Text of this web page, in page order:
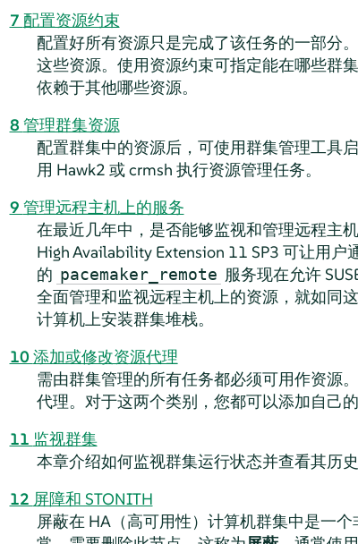
7 配置资源约束
配置好所有资源只是完成了该任务的一部分
这些资源。使用资源约束可指定能在哪些群
依赖于其他哪些资源。
8 管理群集资源
配置群集中的资源后，可使用群集管理工具
用 Hawk2 或 crmsh 执行资源管理任务。
9 管理远程主机上的服务
在最近几年中，是否能够监视和管理远程主
High Availability Extension 11 SP3 可让用
的 pacemaker_remote 服务现在允许
全面管理和监视远程主机上的资源，就如同
计算机上安装群集堆栈。
10添加或修改资源代理
需由群集管理的所有任务都必须可用作资源
代理。对于这两个类别，您都可以添加自己
11 监视群集
本章介绍如何监视群集运行状态并查看其历史
12 屏障和 STONITH
屏蔽在 HA（高可用性）计算机群集中是一